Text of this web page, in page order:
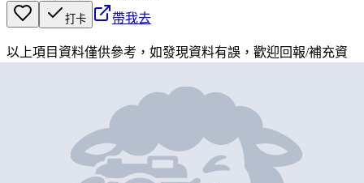
打卡 帶我去
以上項目資料僅供參考，如發現資料有誤，歡迎回報/補充資